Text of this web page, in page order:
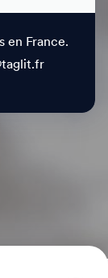
en France.